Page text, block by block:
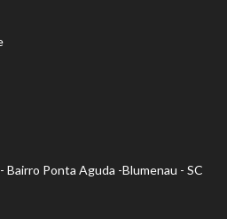
Bairro Ponta Aguda -Blumenau - SC